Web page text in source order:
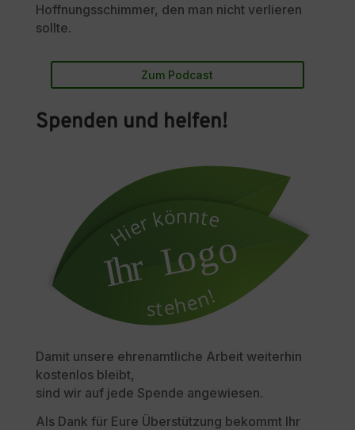
Hoffnungsschimmer, den man nicht verlieren
sollte.
Zum Podcast
Spenden und helfen!
Damit unsere ehrenamtliche Arbeit weiterhin
kostenlos bleibt,
sind wir auf jede Spende angewiesen.
Als Dank für Eure Überstützung bekommt Ihr